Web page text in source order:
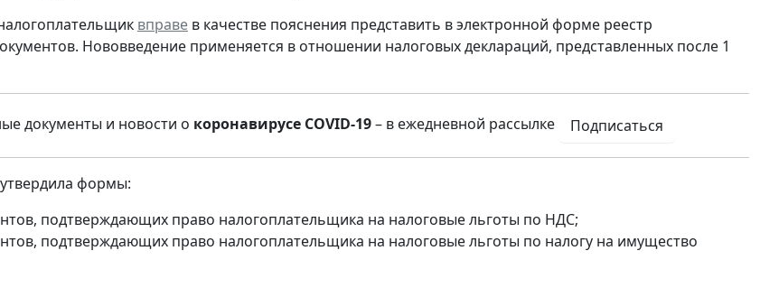
вправе в качестве пояснения представить в электронной форме реестр
Нововведение применяется в отношении налоговых деклараций, представленных после 1
документы и новости о коронавирусе COVID-19– в ежедневной рассылке Подписаться
формы:
подтверждающих право налогоплательщика на налоговые льготы по НДС;
подтверждающих право налогоплательщика на налоговые льготы по налогу на имущество